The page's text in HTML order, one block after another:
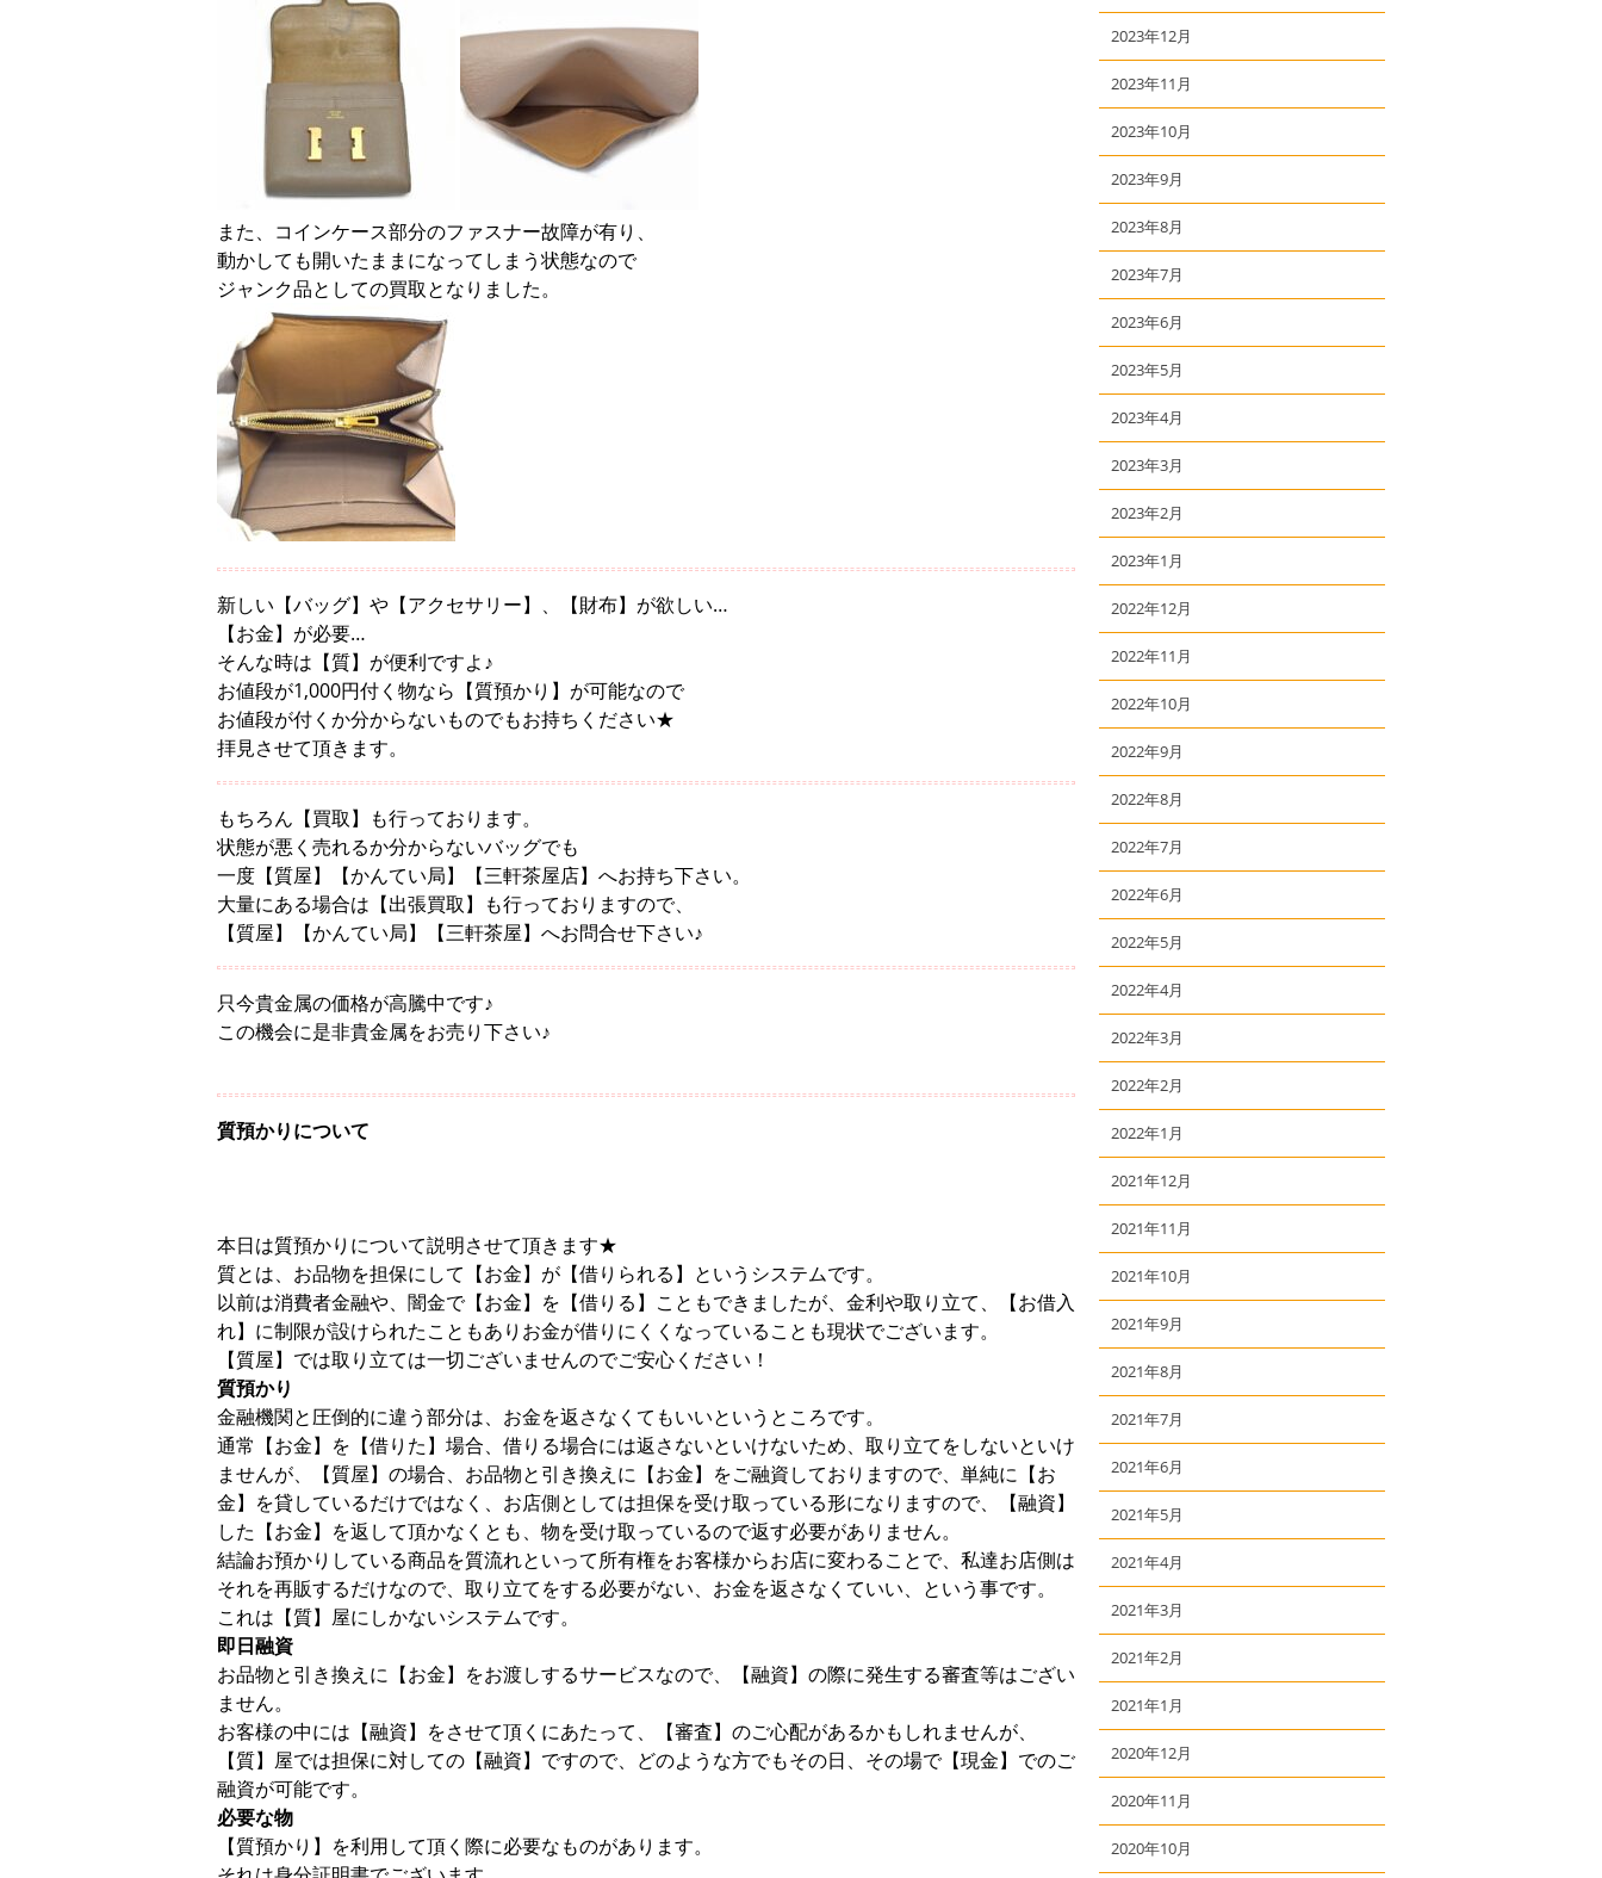
また、コインケース部分のファスナー故障が有り、
動かしても開いたままになってしまう状態なので
ジャンク品としての買取となりました。
新しい【バッグ】や【アクセサリー】、【財布】が欲しい…
【お金】が必要…
そんな時は【質】が便利ですよ♪
お値段が1,000円付く物なら【質預かり】が可能なので
お値段が付くか分からないものでもお持ちください★
拝見させて頂きます。
もちろん【買取】も行っております。
状態が悪く売れるか分からないバッグでも
一度【質屋】【かんてい局】【三軒茶屋店】へお持ち下さい。
大量にある場合は【出張買取】も行っておりますので、
【質屋】【かんてい局】【三軒茶屋】へお問合せ下さい♪
只今貴金属の価格が高騰中です♪
この機会に是非貴金属をお売り下さい♪
質預かりについて
本日は質預かりについて説明させて頂きます★
質とは、お品物を担保にして【お金】が【借りられる】というシステムです。
以前は消費者金融や、闇金で【お金】を【借りる】こともできましたが、金利や取り立て、【お借入
れ】に制限が設けられたこともありお金が借りにくくなっていることも現状でございます。
【質屋】では取り立ては一切ございませんのでご安心ください！
質預かり
金融機関と圧倒的に違う部分は、お金を返さなくてもいいというところです。
通常【お金】を【借りた】場合、借りる場合には返さないといけないため、取り立てをしないといけ
ませんが、【質屋】の場合、お品物と引き換えに【お金】をご融資しておりますので、単純に【お
金】を貸しているだけではなく、お店側としては担保を受け取っている形になりますので、【融資】
した【お金】を返して頂かなくとも、物を受け取っているので返す必要がありません。
結論お預かりしている商品を質流れといって所有権をお客様からお店に変わることで、私達お店側は
それを再販するだけなので、取り立てをする必要がない、お金を返さなくていい、という事です。
これは【質】屋にしかないシステムです。
即日融資
お品物と引き換えに【お金】をお渡しするサービスなので、【融資】の際に発生する審査等はござい
ません。
お客様の中には【融資】をさせて頂くにあたって、【審査】のご心配があるかもしれませんが、
【質】屋では担保に対しての【融資】ですので、どのような方でもその日、その場で【現金】でのご
融資が可能です。
必要な物
【質預かり】を利用して頂く際に必要なものがあります。
2023年12月
2023年11月
2023年10月
2023年9月
2023年8月
2023年7月
2023年6月
2023年5月
2023年4月
2023年3月
2023年2月
2023年1月
2022年12月
2022年11月
2022年10月
2022年9月
2022年8月
2022年7月
2022年6月
2022年5月
2022年4月
2022年3月
2022年2月
2022年1月
2021年12月
2021年11月
2021年10月
2021年9月
2021年8月
2021年7月
2021年6月
2021年5月
2021年4月
2021年3月
2021年2月
2021年1月
2020年12月
2020年11月
2020年10月